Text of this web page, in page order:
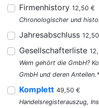
Firmenhistory 12,50 €
Chronologischer und
Jahresabschluss
Gesellschafterliste
Wem gehört die GmbH?
GmbH und deren
Komplett 49,50 €
Handelsregisterauszug,